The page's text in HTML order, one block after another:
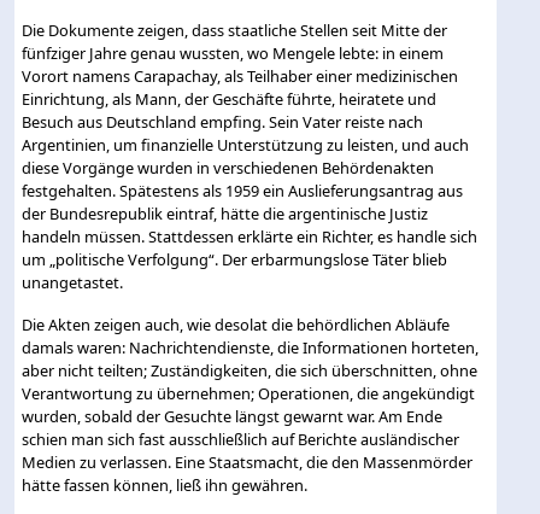
Die Dokumente zeigen, dass staatliche Stellen seit Mitte der
fünfziger Jahre genau wussten, wo Mengele lebte: in einem
Vorort namens Carapachay, als Teilhaber einer medizinischen
Einrichtung, als Mann, der Geschäfte führte, heiratete und
Besuch aus Deutschland empfing. Sein Vater reiste nach
Argentinien, um finanzielle Unterstützung zu leisten, und auch
diese Vorgänge wurden in verschiedenen Behördenakten
festgehalten. Spätestens als 1959 ein Auslieferungsantrag aus
der Bundesrepublik eintraf, hätte die argentinische Justiz
handeln müssen. Stattdessen erklärte ein Richter, es handle sich
um „politische Verfolgung“. Der erbarmungslose Täter blieb
unangetastet.
Die Akten zeigen auch, wie desolat die behördlichen Abläufe
damals waren: Nachrichtendienste, die Informationen horteten,
aber nicht teilten; Zuständigkeiten, die sich überschnitten, ohne
Verantwortung zu übernehmen; Operationen, die angekündigt
wurden, sobald der Gesuchte längst gewarnt war. Am Ende
schien man sich fast ausschließlich auf Berichte ausländischer
Medien zu verlassen. Eine Staatsmacht, die den Massenmörder
hätte fassen können, ließ ihn gewähren.